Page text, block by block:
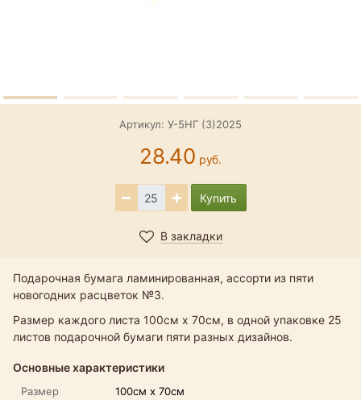
Артикул: У-5НГ (3)2025
28.40 руб.
Купить
В закладки
Подарочная бумага ламинированная, ассорти из пяти
новогодних расцветок №3.
Размер каждого листа 100см х 70см, в одной упаковке 25
листов подарочной бумаги пяти разных дизайнов.
Основные характеристики
Размер
100см х 70см